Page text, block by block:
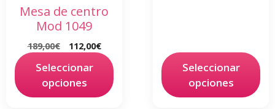
Mesa de centro
Mod 1049
189,00€ 112,00€
Seleccionar
opciones
Seleccionar
opciones